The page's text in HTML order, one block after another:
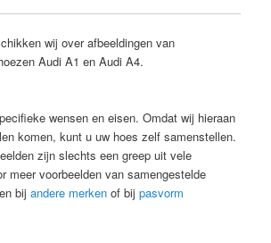
wij over afbeeldingen van
Audi A1 en Audi A4.
wensen en eisen. Omdat wij hieraan
komen, kunt u uw hoes zelf samenstellen.
zijn slechts een greep uit vele
meer voorbeelden van samengestelde
bijandere merken of bijpasvorm